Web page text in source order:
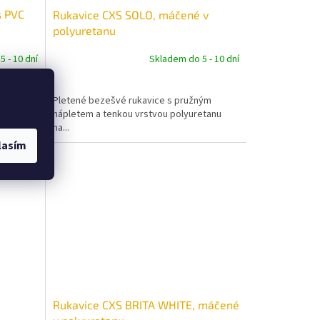
- 10 dní
Rukavice CXS SOLO, máčené v
polyuretanu
Skladem do 5 - 10 dní
Pletené bezešvé rukavice s pružným
nápletem a tenkou vrstvou polyuretanu
na...
Rukavice CXS BRITA WHITE, máčené